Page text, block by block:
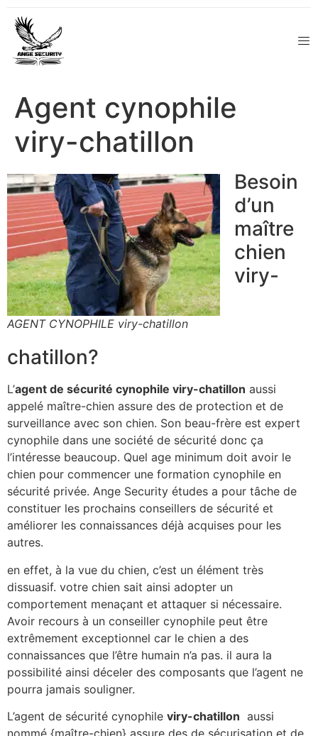
Agent cynophile
viry-chatillon
AGENT CYNOPHILE viry-chatillon
Besoin
d’un
maître
chien
viry-
chatillon?
L’agent de sécurité cynophile viry-chatillon aussi
appelé maître-chien assure des de protection et de
surveillance avec son chien. Son beau-frère est expert
cynophile dans une société de sécurité donc ça
l’intéresse beaucoup. Quel age minimum doit avoir le
chien pour commencer une formation cynophile en
sécurité privée. Ange Security études a pour tâche de
constituer les prochains conseillers de sécurité et
améliorer les connaissances déjà acquises pour les
autres.
en effet, à la vue du chien, c’est un élément très
dissuasif. votre chien sait ainsi adopter un
comportement menaçant et attaquer si nécessaire.
Avoir recours à un conseiller cynophile peut être
extrêmement exceptionnel car le chien a des
connaissances que l’être humain n’a pas. il aura la
possibilité ainsi déceler des composants que l’agent ne
pourra jamais souligner.
L’agent de sécurité cynophile viry-chatillon aussi